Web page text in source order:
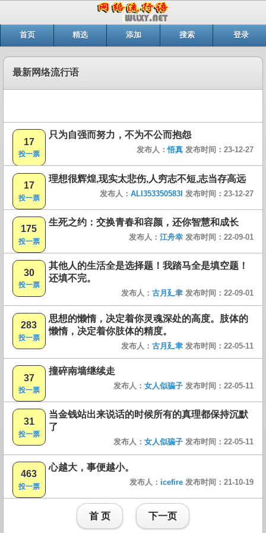
首页 精选 添加 搜索 登录
最新网络流行语
17
投一票
只为自强而努力，不为不公而抱怨
发布人：悟真 发布时间：23-12-27
17
投一票
理想很辉煌,现实太悲伤,人穷志不短,志当存高远
发布人： ALI353350583I 发布时间：23-12-27
175
投一票
生死之约：交换青春和容颜，还你智慧和成长
发布人： 江舟幸 发布时间：22-09-01
30
投一票
其他人的生活全是选择题！我踏马全是填空题！
还填不完。
发布人： 古月廴聿 发布时间：22-09-01
283
投一票
思想的懒惰，决定着你灵魂深处的高度。肢体的
懒惰，决定着你肢体的精度。
发布人： 古月廴聿 发布时间：22-05-11
37
投一票
撞碎南墙继续走
发布人： 女人似骗子 发布时间：22-05-11
31
投一票
当金钱站出来说话的时候所有的真理都保持沉默
了
发布人： 女人似骗子 发布时间：22-05-11
463
投一票
心越大，事便越小。
发布人： icefire 发布时间：21-10-19
首 页 下一页